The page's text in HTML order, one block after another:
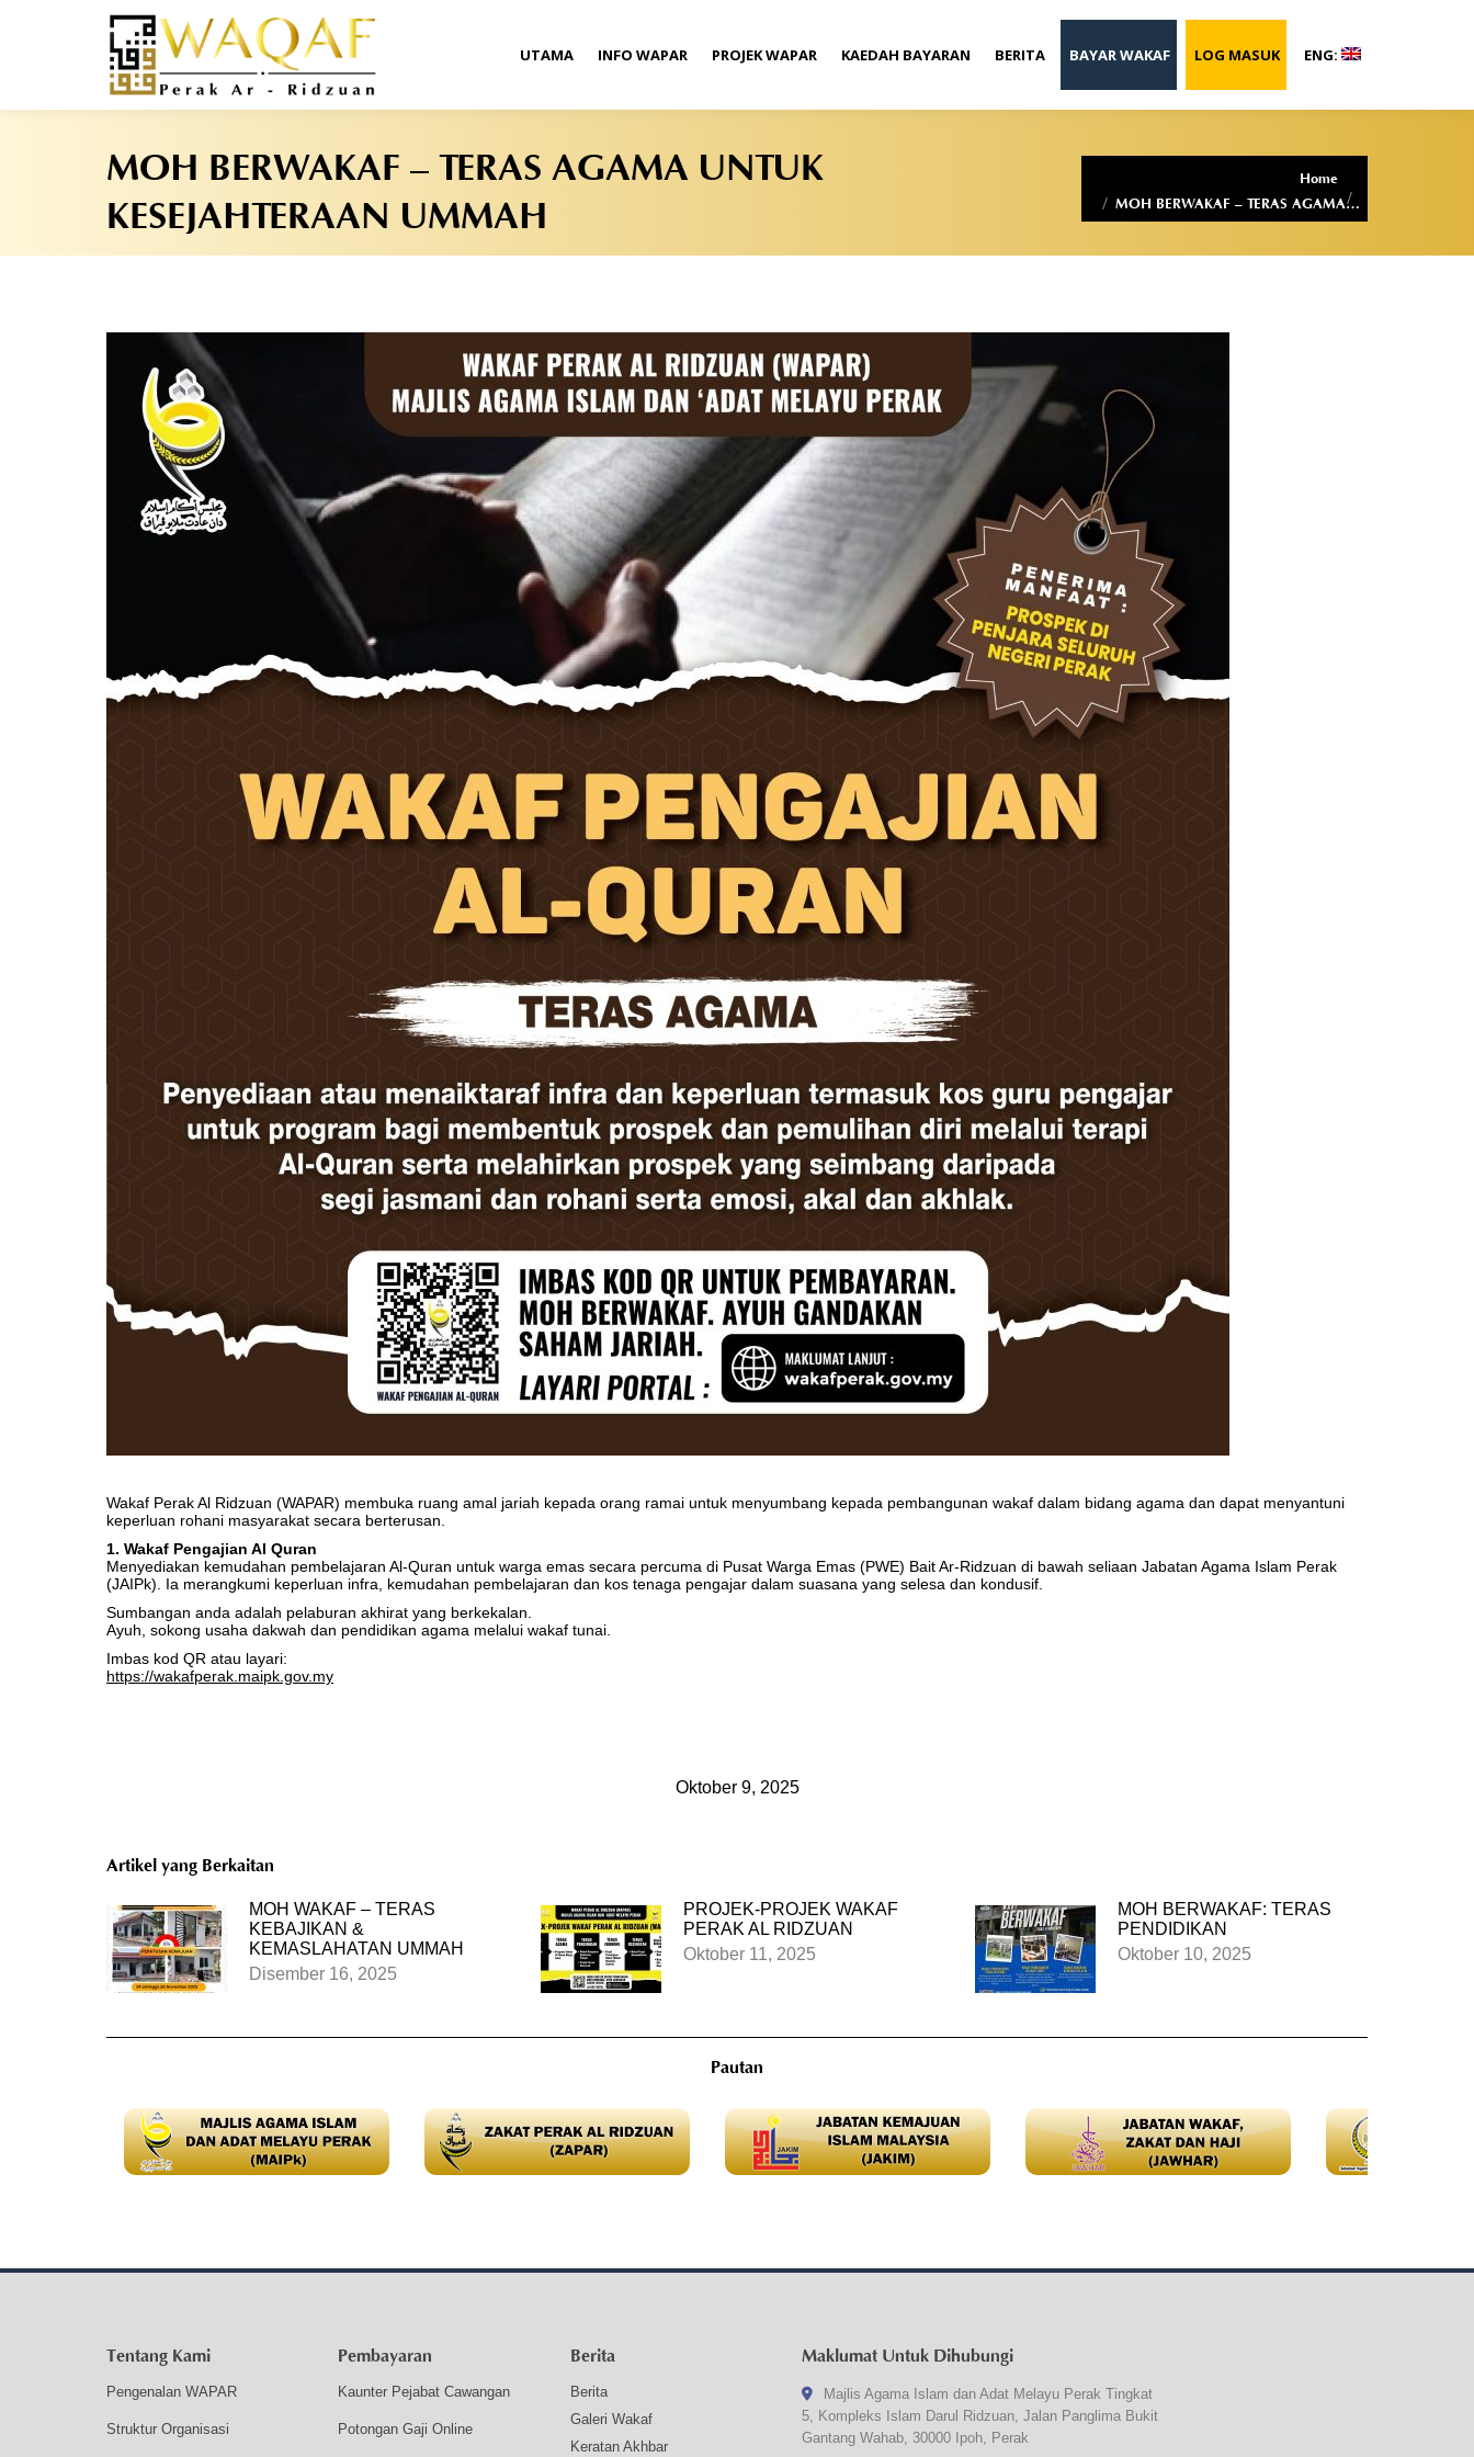
UTAMA INFO WAPAR PROJEK WAPAR KAEDAH BAYARAN BERITA BAYAR WAKAF LOG MASUK ENG:
MOH BERWAKAF – TERAS AGAMA UNTUK
KESEJAHTERAAN UMMAH
You are here:
Home
MOH BERWAKAF – TERAS AGAMA…
Wakaf Perak Al Ridzuan (WAPAR) membuka ruang amal jariah kepada orang ramai untuk menyumbang kepada pembangunan wakaf dalam bidang agama dan dapat menyantuni
keperluan rohani masyarakat secara berterusan.
1. Wakaf Pengajian Al Quran
Menyediakan kemudahan pembelajaran Al-Quran untuk warga emas secara percuma di Pusat Warga Emas (PWE) Bait Ar-Ridzuan di bawah seliaan Jabatan Agama Islam Perak
(JAIPk). Ia merangkumi keperluan infra, kemudahan pembelajaran dan kos tenaga pengajar dalam suasana yang selesa dan kondusif.
Sumbangan anda adalah pelaburan akhirat yang berkekalan.
Ayuh, sokong usaha dakwah dan pendidikan agama melalui wakaf tunai.
Imbas kod QR atau layari:
https://wakafperak.maipk.gov.my
Oktober 9, 2025
Artikel yang Berkaitan
MOH WAKAF – TERAS
KEBAJIKAN &
KEMASLAHATAN UMMAH
Disember 16, 2025
PROJEK-PROJEK WAKAF
PERAK AL RIDZUAN
Oktober 11, 2025
MOH BERWAKAF: TERAS
PENDIDIKAN
Oktober 10, 2025
Pautan
Tentang Kami
Pengenalan WAPAR
Struktur Organisasi
Pembayaran
Kaunter Pejabat Cawangan
Potongan Gaji Online
Berita
Berita
Galeri Wakaf
Keratan Akhbar
Maklumat Untuk Dihubungi
Majlis Agama Islam dan Adat Melayu Perak Tingkat
5, Kompleks Islam Darul Ridzuan, Jalan Panglima Bukit
Gantang Wahab, 30000 Ipoh, Perak